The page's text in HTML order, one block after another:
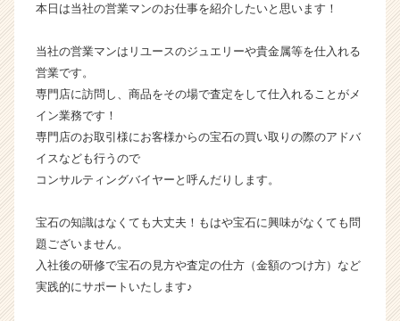
就
サ
ト
ア
リ
（C
e
本日は当社の営業マンのお仕事を紹介したいと思います！
当社の営業マンはリユースのジュエリーや貴金属等を仕入れる
営業です。
専門店に訪問し、商品をその場で査定をして仕入れることがメ
イン業務です！
専門店のお取引様にお客様からの宝石の買い取りの際のアドバ
イスなども行うので
コンサルティングバイヤーと呼んだりします。
宝石の知識はなくても大丈夫！もはや宝石に興味がなくても問
題ございません。
入社後の研修で宝石の見方や査定の仕方（金額のつけ方）など
実践的にサポートいたします♪